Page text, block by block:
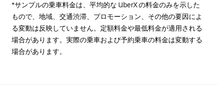
*サンプルの乗車料金は、平均的な UberX の料金のみを示した
もので、地域、交通渋滞、プロモーション、その他の要因によ
る変動は反映していません。定額料金や最低料金が適用される
場合があります。実際の乗車および予約乗車の料金は変動する
場合があります。